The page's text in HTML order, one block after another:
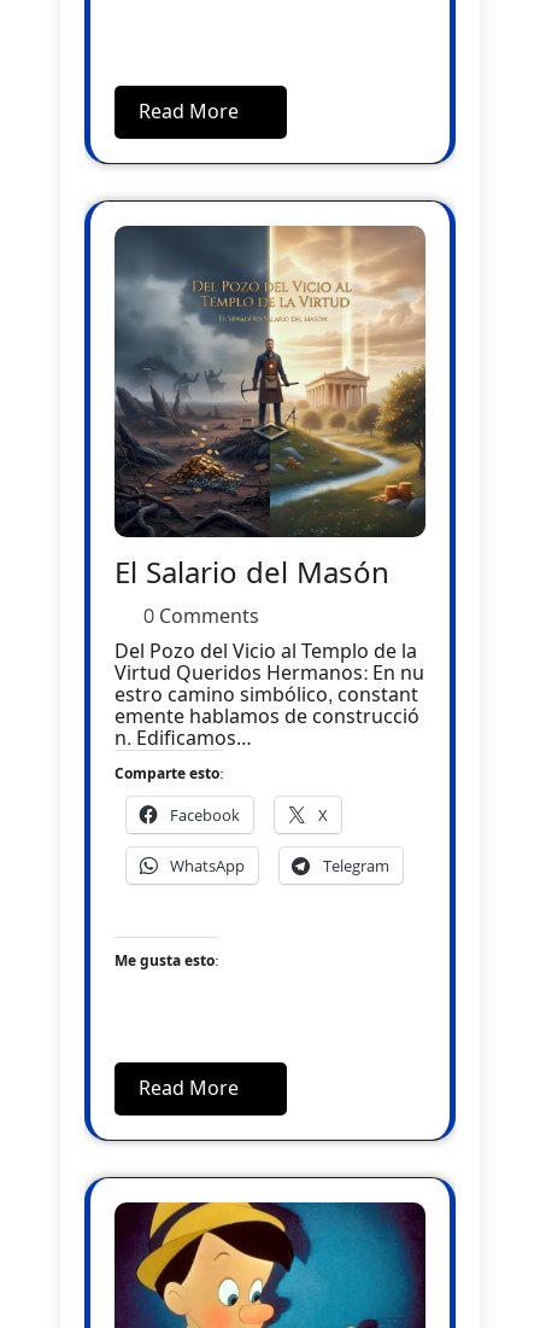
Read More
El Salario del Masón
0 Comments
Del Pozo del Vicio al Templo de la
Virtud Queridos Hermanos: En nu
estro camino simbólico, constant
emente hablamos de construcció
n. Edificamos…
Comparte esto:
Facebook X
WhatsApp Telegram
Me gusta esto:
Read More